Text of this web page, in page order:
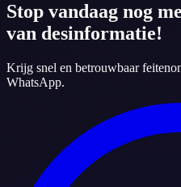
Stop vandaag nog
van desinformatie!
Krijg snel en betrouwbaar
WhatsApp.